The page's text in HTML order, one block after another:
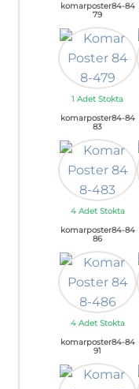
komarposter84-84
79
1 Adet Stokta
komarposter84-84
83
4 Adet Stokta
komarposter84-84
86
4 Adet Stokta
komarposter84-84
91